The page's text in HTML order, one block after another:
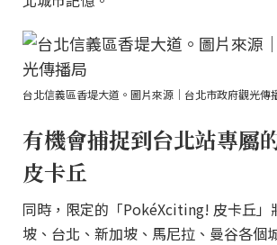
台北信義區香堤大道。圖片來源｜台北市政府觀光傳
有機會捕捉到台北站專屬
皮卡丘
同時，限定的「PokéXciting! 皮卡丘」
坡、台北、新加坡、馬尼拉、曼谷各個